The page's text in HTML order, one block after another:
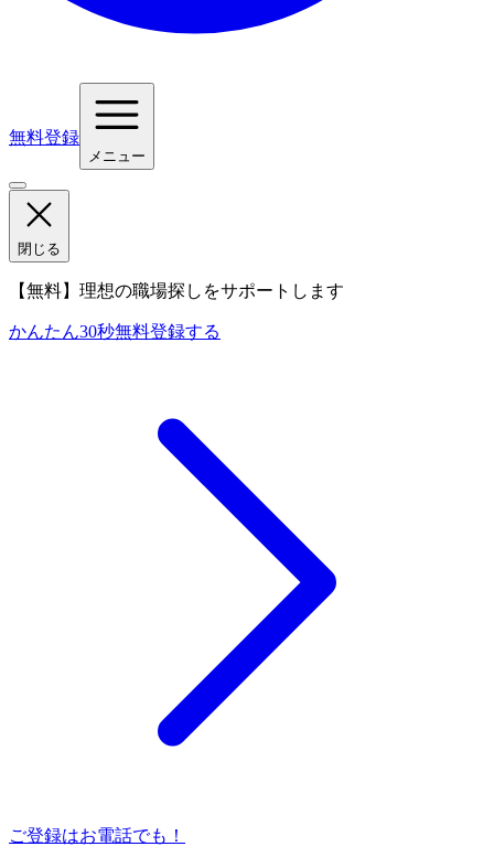
無料登録
メニュー
閉じる
【無料】理想の職場探しをサポートします
かんたん30秒無料登録する
ご登録はお電話でも！